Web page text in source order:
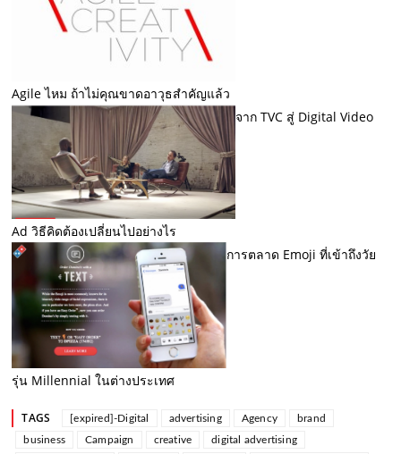
Agile ไหม ถ้าไม่คุณขาดอาวุธสำคัญแล้ว
จาก TVC สู่ Digital Video
Ad วิธีคิดต้องเปลี่ยนไปอย่างไร
การตลาด Emoji ที่เข้าถึงวัย
รุ่น Millennial ในต่างประเทศ
TAGS [expired]-Digital advertising Agency
brand
business
Campaign creative
digital advertising